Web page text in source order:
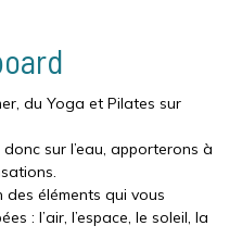
du Yoga et Pilates sur
sur l’eau, apporterons à
éléments qui vous
: l’air, l’espace, le soleil, la